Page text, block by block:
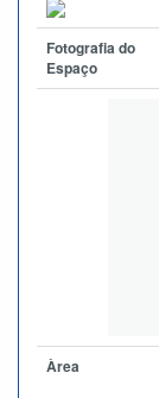
Fotografia do
Espaço
Àrea